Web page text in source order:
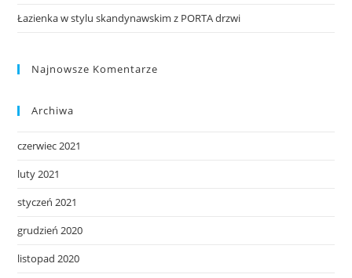
Łazienka w stylu skandynawskim z PORTA drzwi
Najnowsze Komentarze
Archiwa
czerwiec 2021
luty 2021
styczeń 2021
grudzień 2020
listopad 2020